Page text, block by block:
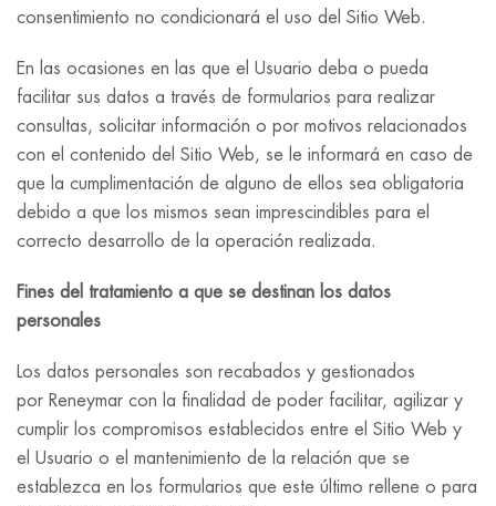
consentimiento no condicionará el uso del Sitio Web.
En las ocasiones en las que el Usuario deba o pueda
facilitar sus datos a través de formularios para realizar
consultas, solicitar información o por motivos relacionados
con el contenido del Sitio Web, se le informará en caso de
que la cumplimentación de alguno de ellos sea obligatoria
debido a que los mismos sean imprescindibles para el
correcto desarrollo de la operación realizada.
Fines del tratamiento a que se destinan los datos
personales
Los datos personales son recabados y gestionados
por Reneymar con la finalidad de poder facilitar, agilizar y
cumplir los compromisos establecidos entre el Sitio Web y
el Usuario o el mantenimiento de la relación que se
establezca en los formularios que este último rellene o para